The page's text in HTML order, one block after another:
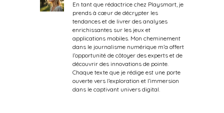
En tant que rédactrice chez Playsmart, je
prends à cœur de décrypter les
tendances et de livrer des analyses
enrichissantes sur les jeux et
applications mobiles. Mon cheminement
dans le journalisme numérique m’a offert
l’opportunité de côtoyer des experts et de
découvrir des innovations de pointe.
Chaque texte que je rédige est une porte
ouverte vers l’exploration et l’immersion
dans le captivant univers digital.